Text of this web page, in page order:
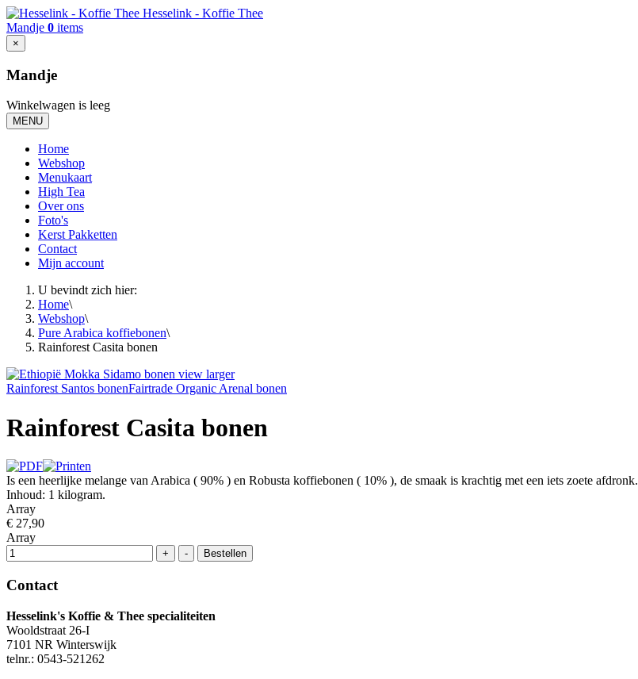
Hesselink - Koffie Thee
Mandje 0 items
×
Mandje
Winkelwagen is leeg
MENU
Home
Webshop
Menukaart
High Tea
Over ons
Foto's
Kerst Pakketten
Contact
Mijn account
U bevindt zich hier:
Home\
Webshop\
Pure Arabica koffiebonen\
Rainforest Casita bonen
view larger
Rainforest Santos bonenFairtrade Organic Arenal bonen
Rainforest Casita bonen
Is een heerlijke melange van Arabica ( 90% ) en Robusta koffiebonen ( 10% ), de smaak is krachtig met een iets zoete afdronk.
Inhoud: 1 kilogram.
Array
€ 27,90
Array
Contact
Hesselink's Koffie & Thee specialiteiten
Wooldstraat 26-I
7101 NR Winterswijk
telnr.: 0543-521262